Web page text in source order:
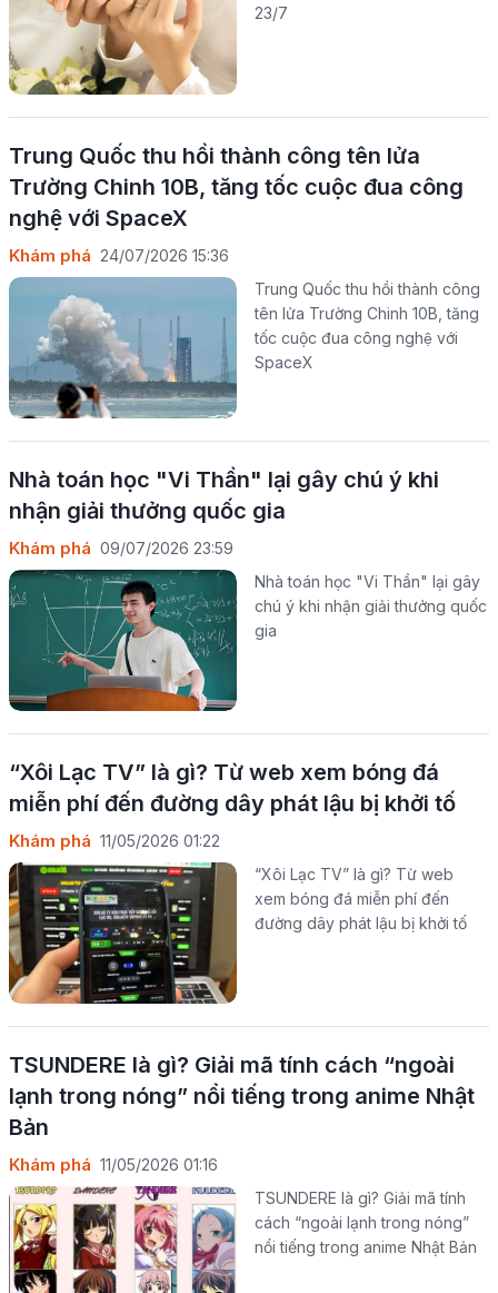
23/7
Trung Quốc thu hồi thành công tên lửa
Trường Chinh 10B, tăng tốc cuộc đua công
nghệ với SpaceX
Khám phá 24/07/2026 15:36
Trung Quốc thu hồi thành công
tên lửa Trường Chinh 10B, tăng
tốc cuộc đua công nghệ với
SpaceX
Nhà toán học "Vi Thần" lại gây chú ý khi
nhận giải thưởng quốc gia
Khám phá 09/07/2026 23:59
Nhà toán học "Vi Thần" lại gây
chú ý khi nhận giải thưởng quốc
gia
“Xôi Lạc TV” là gì? Từ web xem bóng đá
miễn phí đến đường dây phát lậu bị khởi tố
Khám phá 11/05/2026 01:22
“Xôi Lạc TV” là gì? Từ web
xem bóng đá miễn phí đến
đường dây phát lậu bị khởi tố
TSUNDERE là gì? Giải mã tính cách “ngoài
lạnh trong nóng” nổi tiếng trong anime Nhật
Bản
Khám phá 11/05/2026 01:16
TSUNDERE là gì? Giải mã tính
cách “ngoài lạnh trong nóng”
nổi tiếng trong anime Nhật Bản